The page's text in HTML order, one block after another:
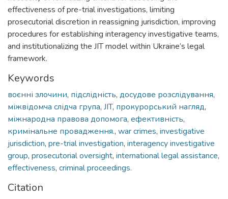
effectiveness of pre-trial investigations, limiting
prosecutorial discretion in reassigning jurisdiction, improving
procedures for establishing interagency investigative teams,
and institutionalizing the JIT model within Ukraine’s legal
framework.
Keywords
воєнні злочини, підслідність, досудове розслідування,
міжвідомча слідча група, JIT, прокурорський нагляд,
міжнародна правова допомога, ефективність,
кримінальне провадження., war crimes, investigative
jurisdiction, pre-trial investigation, interagency investigative
group, prosecutorial oversight, international legal assistance,
effectiveness, criminal proceedings.
Citation